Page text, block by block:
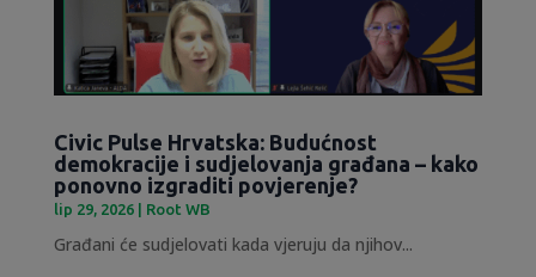
Civic Pulse Hrvatska: Budućnost
demokracije i sudjelovanja građana – kako
ponovno izgraditi povjerenje?
lip 29, 2026| Root WB
Građani će sudjelovati kada vjeruju da njihov...